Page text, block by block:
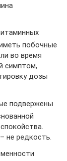
побочные
во время
симптом,
дозы
подвержены
не редкость.